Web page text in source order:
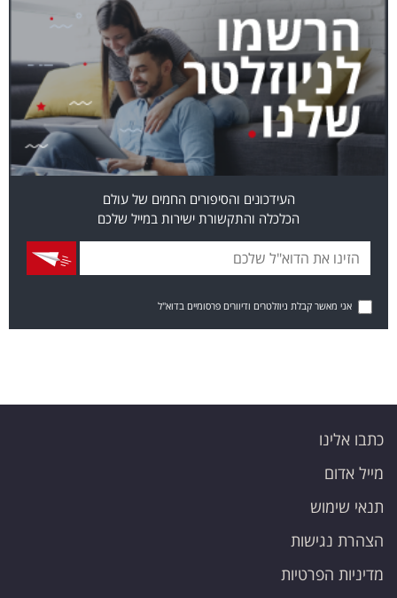
העידכונים והסיפורים החמים של עולם
הכלכלה והתקשורת ישירות במייל שלכם
אני מאשר קבלת ניוזלטרים ודיוורים פרסומיים בדוא"ל
כתבו אלינו
מייל אדום
תנאי שימוש
הצהרת נגישות
מדיניות הפרטיות